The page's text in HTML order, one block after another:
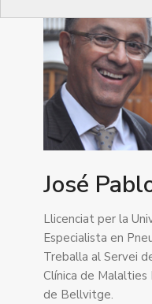
José
Llicenciat per la
Especialista en
Treballa al Servei
Clínica de Malalties
de Bellvitge.